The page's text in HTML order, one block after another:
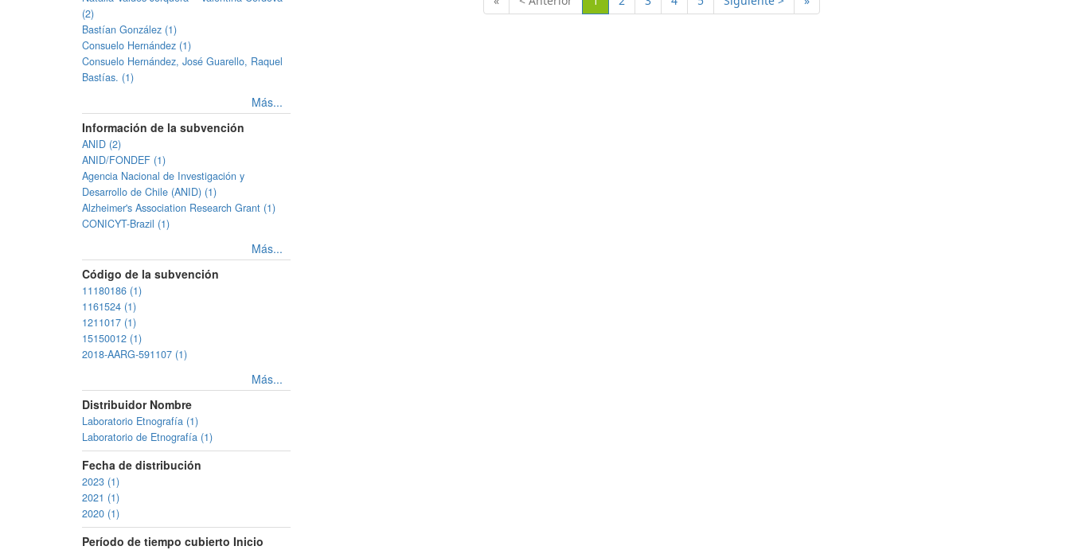
(2)
Bastían González (1)
Consuelo Hernández (1)
Consuelo Hernández, José Guarello, Raquel
Bastías. (1)
Más...
Información de la subvención
ANID (2)
ANID/FONDEF (1)
Agencia Nacional de Investigación y
Desarrollo de Chile (ANID) (1)
Alzheimer's Association Research Grant (1)
CONICYT-Brazil (1)
Más...
Código de la subvención
11180186 (1)
1161524 (1)
1211017 (1)
15150012 (1)
2018-AARG-591107 (1)
Más...
Distribuidor Nombre
Laboratorio Etnografía (1)
Laboratorio de Etnografía (1)
Fecha de distribución
2023 (1)
2021 (1)
2020 (1)
Período de tiempo cubierto Inicio